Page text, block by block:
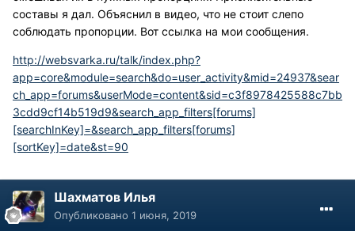
составы я дал. Объяснил в видео, что не стоит слепо
соблюдать пропорции. Вот ссылка на мои сообщения.
http://websvarka.ru/talk/index.php?
app=core&module=search&do=user_activity&mid=24937&sear
ch_app=forums&userMode=content&sid=c3f8978425588c7bb
3cdd9cf14b519d9&search_app_filters[forums]
[searchInKey]=&search_app_filters[forums]
[sortKey]=date&st=90
Шахматов Илья
Опубликовано 1 июня, 2019